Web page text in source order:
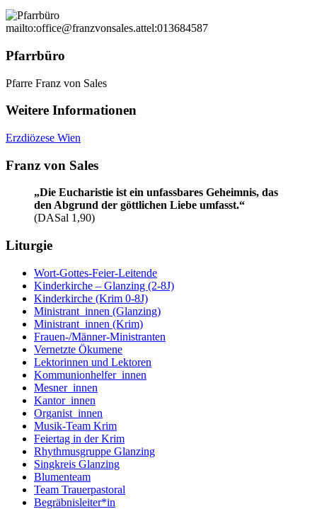
mailto:office@franzvonsales.attel:013684587
Pfarrbüro
Pfarre Franz von Sales
Weitere Informationen
Erzdiözese Wien
Franz von Sales
„Die Eucharistie ist ein unfassbares Geheimnis, das
den Abgrund der göttlichen Liebe umfasst.“
(DASal 1,90)
Liturgie
Wort-Gottes-Feier-Leitende
Kinderkirche – Glanzing (2-8J)
Kinderkirche (Krim 0-8J)
Ministrant_innen (Glanzing)
Ministrant_innen (Krim)
Frauen-/Männer-Ministranten
Vernetzte Ökumene
Lektorinnen und Lektoren
Kommunionhelfer_innen
Mesner_innen
Kantor_innen
Organist_innen
Musik-Team Krim
Feiertag in der Krim
Rhythmusgruppe Glanzing
Singkreis Glanzing
Blumenteam
Team Trauerpastoral
Begräbnisleiter*in